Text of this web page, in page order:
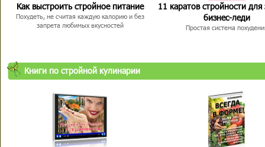
Как выстроить стройное питание
Похудеть, не считая каждую калорию и без
запрета любимых вкусностей
11 каратов стройности для
бизнес-леди
Простая система
Книги по стройной кулинарии